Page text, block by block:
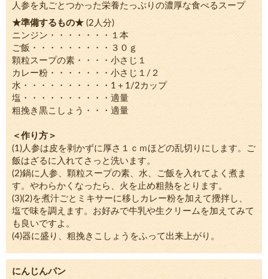
人参を丸ごとつかった栄養たっぷりの濃厚な食べるスープ
★準備するもの★ (2人分)
ニンジン・・・・・・・１本
ご飯・・・・・・・・・３０ｇ
顆粒スープの素・・・・小さじ１
カレー粉・・・・・・・小さじ１/２
水・・・・・・・・・・1＋1/2カップ
塩・・・・・・・・・・適量
粗挽き黒こしょう・・・適量
＜作り方＞
(1)人参は皮を剥かずに厚さ１ｃｍほどの乱切りにします。ご
飯はざるに入れてさっと洗います。
(2)鍋に人参、顆粒スープの素、水、ご飯を入れてよく煮ま
す。やわらかくなったら、火を止め粗熱をとります。
(3)(2)を煮汁ごとミキサーに移しカレー粉を加えて攪拌し、
塩で味を調えます。お好みで牛乳や生クリームを加えてみて
も良いですよ。
(4)器に盛り、粗挽きこしょうをふって出来上がり。
にんじんパン